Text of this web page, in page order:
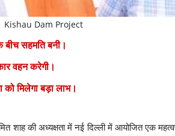
Kishau Dam Project
बीच सहमति बनी।
वहन करेगी।
मिलेगा बड़ा लाभ।
शाह की अध्यक्षता में नई दिल्ली में आयोजित एक